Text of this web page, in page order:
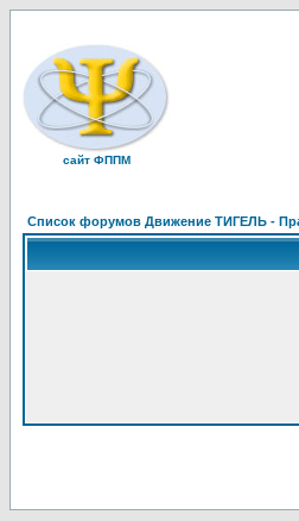
сайт ФППМ
Список форумов Движение ТИГЕЛЬ -